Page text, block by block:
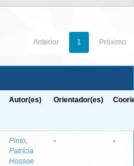
Anterior 1 Próximo
Autor(es) Orientador(es)
Pinto,
Patrícia
Hossoe
- -